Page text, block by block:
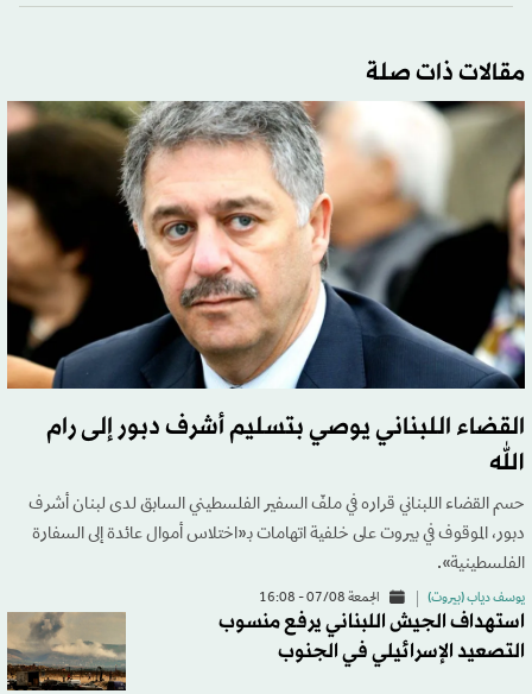
مقالات ذات صلة
القضاء اللبناني يوصي بتسليم أشرف دبور إلى رام
الله
حسم القضاء اللبناني قراره في ملفّ السفير الفلسطيني السابق لدى لبنان أشرف
دبور، الموقوف في بيروت على خلفية اتهامات بـ«اختلاس أموال عائدة إلى السفارة
الفلسطينية».
يوسف دياب (بيروت) الجمعة 07/08 - 16:08
استهداف الجيش اللبناني يرفع منسوب
التصعيد الإسرائيلي في الجنوب